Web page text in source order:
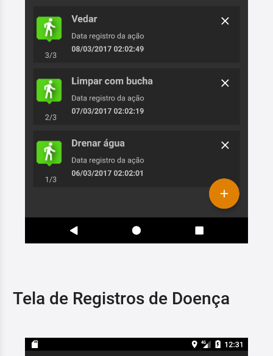
Tela de Registros de Doença